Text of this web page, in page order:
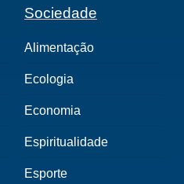
Sociedade
Alimentação
Ecologia
Economia
Espiritualidade
Esporte